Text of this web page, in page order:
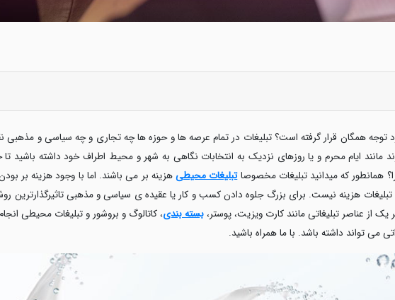
توجه همگان قرار گرفته است؟ تبلیغات در تمام عرصه ها و حوزه ها چه تجاری و چه سیاسی و مذهبی
ایام محرم و یا روزهای نزدیک به انتخابات نگاهی به شهر و محیط اطراف خود داشته باشید تا
همان­طور که میدانید تبلیغات مخصوصاتبلیغات محیطیهزینه بر می باشند. اما با وجود هزینه بر
هزینه نیست. برای بزرگ جلوه دادن کسب و کار یا عقیده ی سیاسی و مذهبی تاثیرگذارترین
از عناصر تبلیغاتی مانند کارت ویزیت، پوستر، بسته بندی، کاتالوگ و بروشور و تبلیغات محیطی
می تواند داشته باشد. با ما همراه باشید.